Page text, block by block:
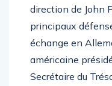
direction de John
principaux
échange en
américaine
Secrétaire du